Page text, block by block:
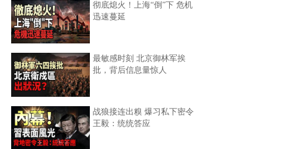
彻底熄火！上海“倒”下 危机
迅速蔓延
最敏感时刻 北京御林军挨
批，背后信息量惊人
战狼接连出糗 爆习私下密令
王毅：统统答应